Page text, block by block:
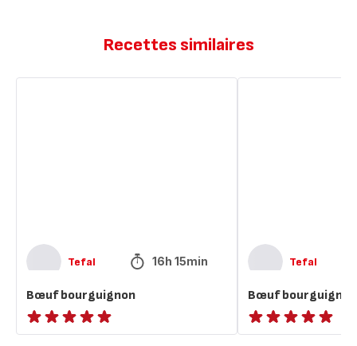
Recettes similaires
Tefal 16h 15min
Bœuf bourguignon
ratings.NaN
Tefal
Bœuf bourguignon
ratings.NaN